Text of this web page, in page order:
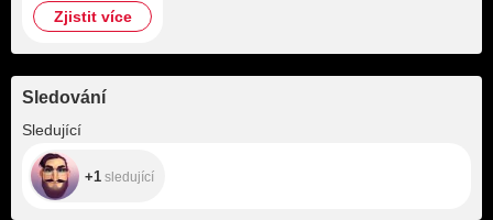
Zjistit více
Sledování
Sledující
+1 sledující